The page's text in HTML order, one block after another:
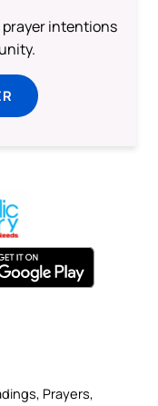
prayer intentions
Prayers,